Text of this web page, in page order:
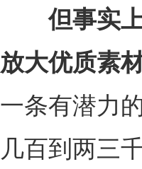
但事实
放大优质素
一条有潜力
几百到两三